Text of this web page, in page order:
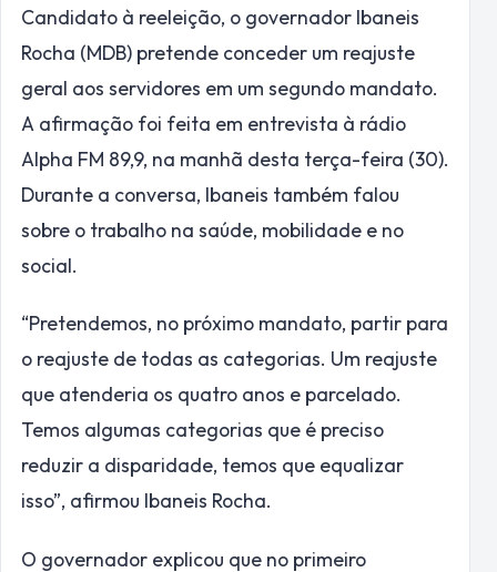
Candidato à reeleição, o governador Ibaneis
Rocha (MDB) pretende conceder um reajuste
geral aos servidores em um segundo mandato.
A afirmação foi feita em entrevista à rádio
Alpha FM 89,9, na manhã desta terça-feira (30).
Durante a conversa, Ibaneis também falou
sobre o trabalho na saúde, mobilidade e no
social.
“Pretendemos, no próximo mandato, partir para
o reajuste de todas as categorias. Um reajuste
que atenderia os quatro anos e parcelado.
Temos algumas categorias que é preciso
reduzir a disparidade, temos que equalizar
isso”, afirmou Ibaneis Rocha.
O governador explicou que no primeiro